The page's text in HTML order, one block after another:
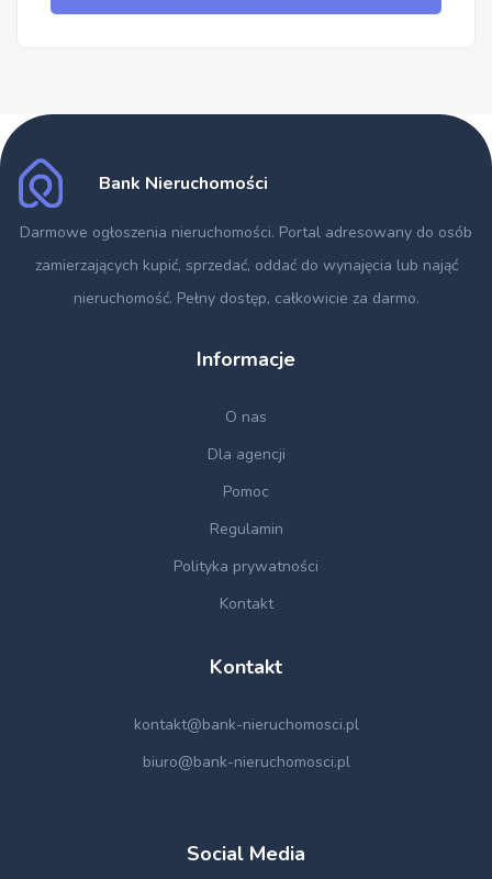
Bank Nieruchomości
Darmowe ogłoszenia nieruchomości. Portal adresowany do osób
zamierzających kupić, sprzedać, oddać do wynajęcia lub nająć
nieruchomość. Pełny dostęp, całkowicie za darmo.
Informacje
O nas
Dla agencji
Pomoc
Regulamin
Polityka prywatności
Kontakt
Kontakt
kontakt@bank-nieruchomosci.pl
biuro@bank-nieruchomosci.pl
Social Media